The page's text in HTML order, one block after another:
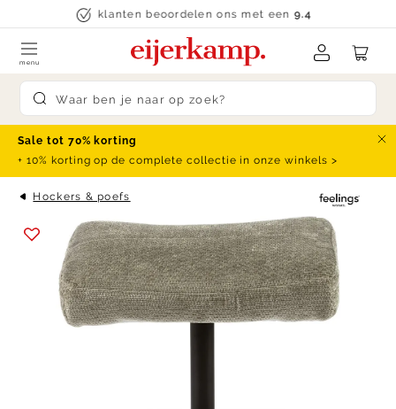
Skip to contentklanten beoordelen ons met een9.4
Submit search
menu
Sale tot 70% korting
+ 10% korting op de complete collectie in onze winkels >
Hockers & poefs